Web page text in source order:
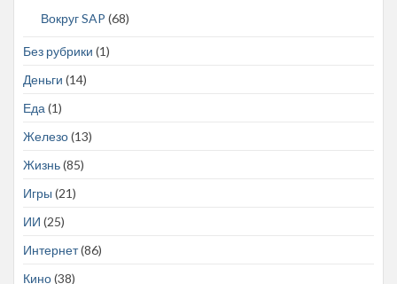
Вокруг SAP (68)
Без рубрики (1)
Деньги (14)
Еда (1)
Железо(13)
Жизнь(85)
Игры (21)
ИИ (25)
Интернет(86)
Кино(38)